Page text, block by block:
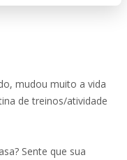
mudou muito a vida
de treinos/atividade
Sente que sua